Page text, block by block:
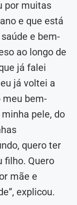
por muitas
e que está
e bem-
ao longo de
já falei
já voltei a
meu bem-
pele, do
quero ter
filho. Quero
mãe e
explicou.